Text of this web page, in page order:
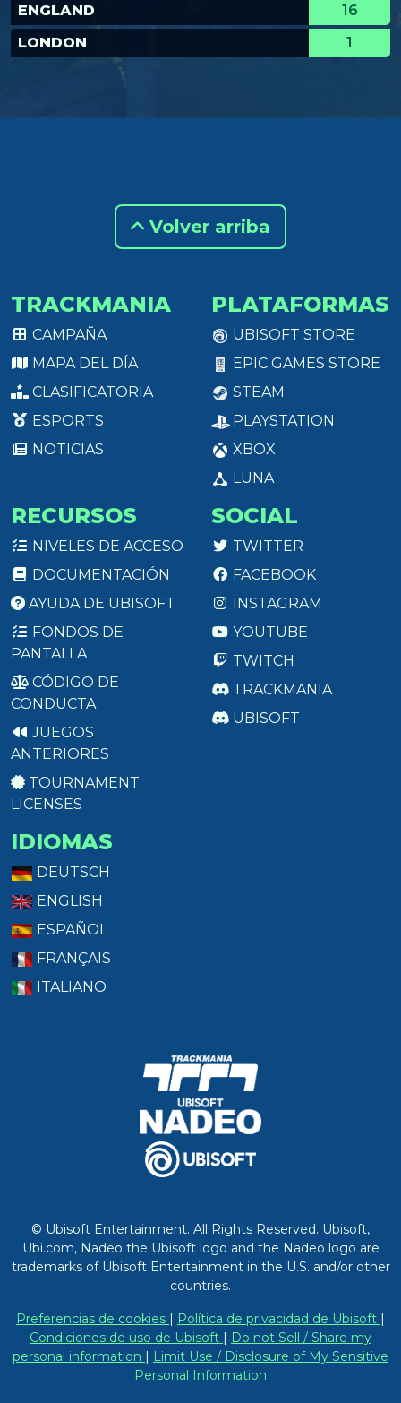
ENGLAND
16
LONDON
1
Volver arriba
TRACKMANIA
CAMPAÑA
MAPA DEL DÍA
CLASIFICATORIA
ESPORTS
NOTICIAS
PLATAFORMAS
UBISOFT STORE
EPIC GAMES STORE
STEAM
PLAYSTATION
XBOX
LUNA
RECURSOS
NIVELES DE ACCESO
DOCUMENTACIÓN
AYUDA DE UBISOFT
FONDOS DE
PANTALLA
CÓDIGO DE
CONDUCTA
JUEGOS
ANTERIORES
TOURNAMENT
LICENSES
SOCIAL
TWITTER
FACEBOOK
INSTAGRAM
YOUTUBE
TWITCH
TRACKMANIA
UBISOFT
IDIOMAS
DEUTSCH
ENGLISH
ESPAÑOL
FRANÇAIS
ITALIANO
© Ubisoft Entertainment. All Rights Reserved. Ubisoft,
Ubi.com, Nadeo the Ubisoft logo and the Nadeo logo are
trademarks of Ubisoft Entertainment in the U.S. and/or other
countries.
Preferencias de cookies | Política de privacidad de Ubisoft |
Condiciones de uso de Ubisoft | Do not Sell / Share my
personal information | Limit Use / Disclosure of My Sensitive
Personal Information